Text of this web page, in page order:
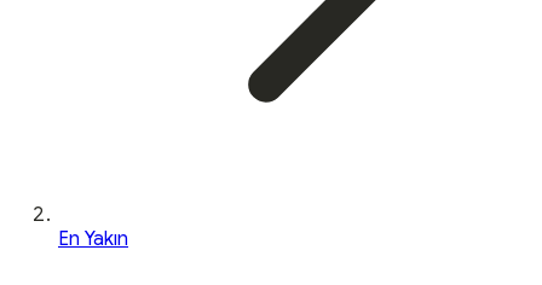
En Yakın